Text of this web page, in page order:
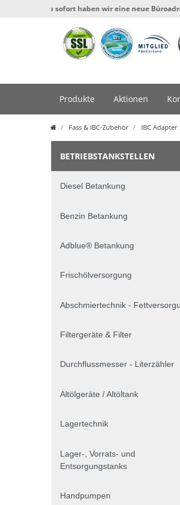
*** Ab sofort haben wir eine neue Büroadresse:
Produkte Aktionen
Fass & IBC-Zubehör IBC Adapter
BETRIEBSTANKSTELLEN
Diesel Betankung
Benzin Betankung
Adblue® Betankung
Frischölversorgung
Abschmiertechnik -
Filtergeräte & Filter
Durchflussmesser - Literzähler
Altölgeräte / Altöltank
Lagertechnik
Lager-, Vorrats- und
Entsorgungstanks
Handpumpen